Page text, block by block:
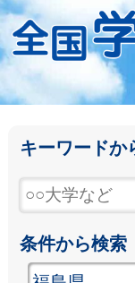
キーワードか
条件から検索